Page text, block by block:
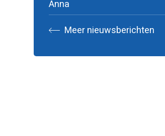
Anna
Meer nieuwsberichten